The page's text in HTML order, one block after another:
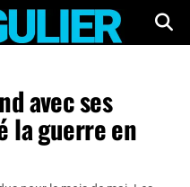
avec ses
la guerre en